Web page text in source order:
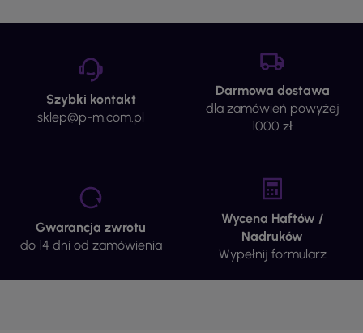
Szybki kontakt
sklep@p-m.com.pl
Darmowa dostawa
dla zamówień powyżej
1000 zł
Gwarancja zwrotu
do 14 dni od zamówienia
Wycena Haftów /
Nadruków
Wypełnij formularz